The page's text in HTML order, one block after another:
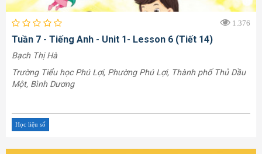
1.376
Tuần 7 - Tiếng Anh - Unit 1- Lesson 6 (Tiết 14)
Bạch Thị Hà
Trường Tiểu học Phú Lợi, Phường Phú Lợi, Thành phố Thủ Dầu
Một, Bình Dương
Học liệu số